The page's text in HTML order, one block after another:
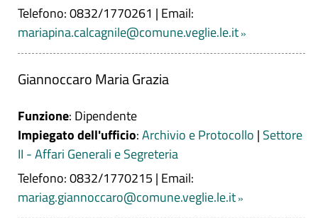
Telefono: 0832/1770261 | Email:
mariapina.calcagnile@comune.veglie.le.it
Giannoccaro Maria Grazia
Funzione: Dipendente
Impiegato dell'ufficio:Archivio e Protocollo | Settore
II - Affari Generali e Segreteria
Telefono: 0832/1770215 | Email:
mariag.giannoccaro@comune.veglie.le.it